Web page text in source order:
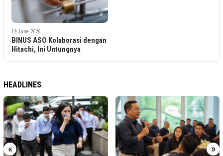
19 June 2026
BINUS ASO Kolaborasi dengan
Hitachi, Ini Untungnya
HEADLINES
« »